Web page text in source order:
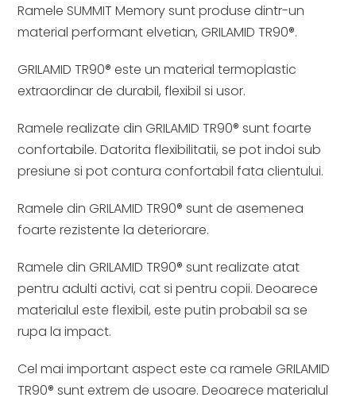
Ramele SUMMIT Memory sunt produse dintr-un
material performant elvetian, GRILAMID TR90®.
GRILAMID TR90® este un material termoplastic
extraordinar de durabil, flexibil si usor.
Ramele realizate din GRILAMID TR90® sunt foarte
confortabile. Datorita flexibilitatii, se pot indoi sub
presiune si pot contura confortabil fata clientului.
Ramele din GRILAMID TR90® sunt de asemenea
foarte rezistente la deteriorare.
Ramele din GRILAMID TR90® sunt realizate atat
pentru adulti activi, cat si pentru copii. Deoarece
materialul este flexibil, este putin probabil sa se
rupa la impact.
Cel mai important aspect este ca ramele GRILAMID
TR90® sunt extrem de usoare. Deoarece materialul